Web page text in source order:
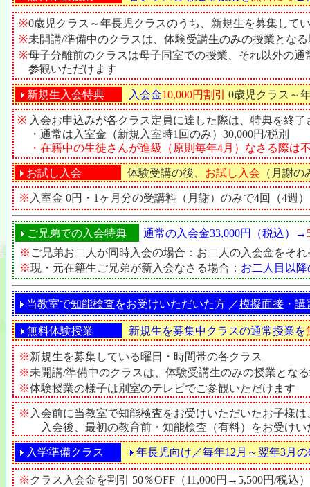
※0歳児クラス～年長児クラスのうち、新規生を募集して
※未開講/準備中のクラスは、体験受講生のみの授業とな
※母子分離前のクラスは母子同室での授業、それ以外の
参観いただけます
新規生入会特典 入会金10,000円割引 0歳児クラス～
※ 入会お申込みが各クラス定員に達した際は、特典を終
・通常は入室金（新規入室時1回のみ）30,000円/税別
・在籍中の生徒さんが進級（原則毎年4月）なさる際は
お試し入会 体験受講の後、 お試し入会 （月謝
※ 入室金 0円・1ヶ月分の受講料（月謝）のみで4回（4週
ご兄弟での入会特典 通常の入会金33,000円（税込）→
※ ご兄弟お二人が同時入会の場合：お二人の入会金をそれ
※現・元在籍生ご兄弟が新入会なさる場合： お二人目以
当教室で知能検査をお受けいただいた方 ／模擬面接 ・ 講
無料体験授業 新規生を募集中クラスの通常授業を
※新規生を募集している曜日・時間帯の各クラス
※未開講/準備中のクラスは、体験受講生のみの授業とな
※体験授業の様子は別室のテレビでご参観いただけます
※ 入会前に当教室で知能検査をお受けいただいたお子様は
入会後、最初の教育前・知能検査（有料）をお受けい
入学準備クラス 年長児向け／毎年12月～翌年3月
※ クラス入会金を割引 50％OFF（11,000円→5,500円/税込）